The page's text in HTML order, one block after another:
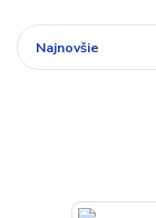
Najnovšie